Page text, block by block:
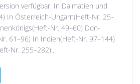
verfügbar: In Dalmatien und
In Österreich-Ungarn(Heft-Nr. 25–
Nr. 49–60) Don-
61–96) In Indien(Heft-Nr. 97–144)
Nr. 255–282)...